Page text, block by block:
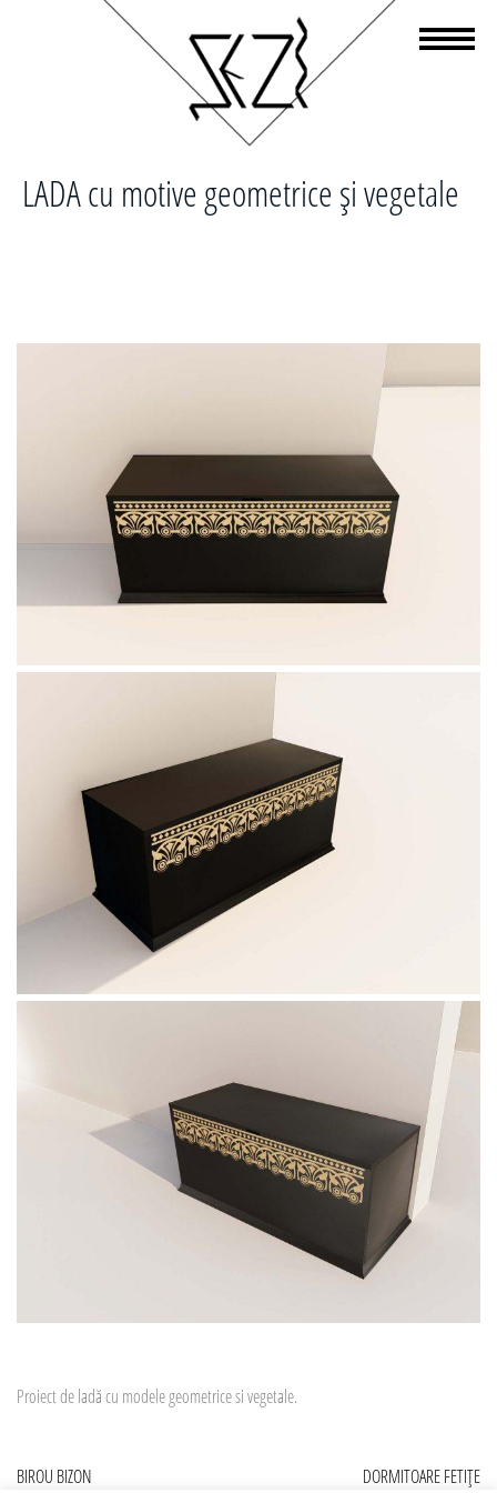
LADA cu motive geometrice și vegetale
Proiect de ladă cu modele geometrice si vegetale.
Navigare
BIROU BIZON DORMITOARE FETIȚE